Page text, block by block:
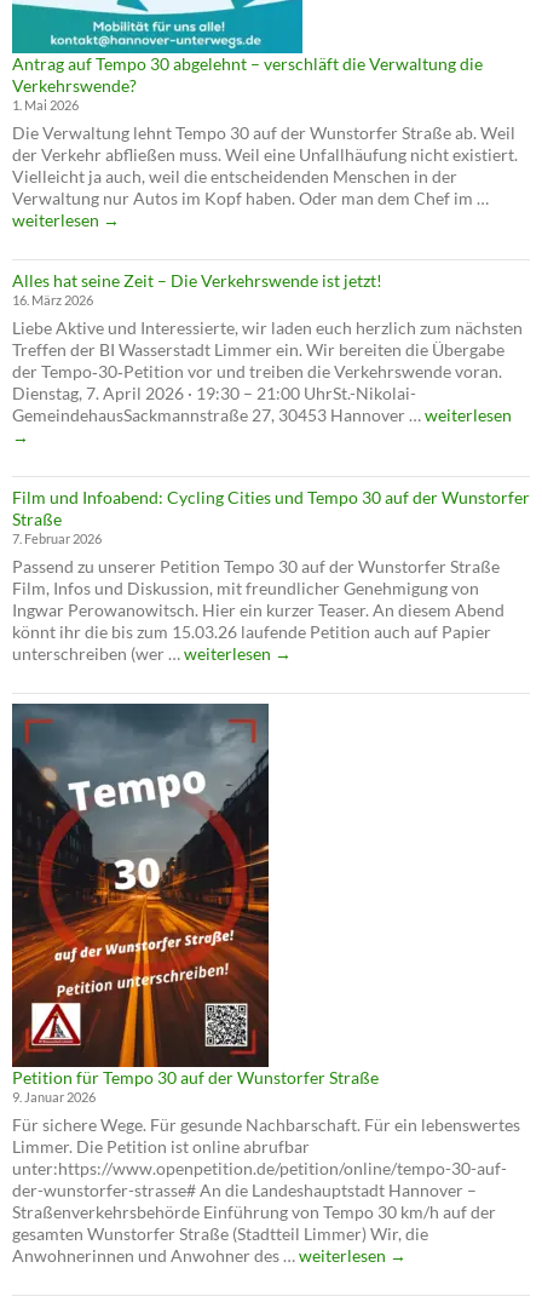
Antrag auf Tempo 30 abgelehnt – verschläft die Verwaltung die
Verkehrswende?
1. Mai 2026
Die Verwaltung lehnt Tempo 30 auf der Wunstorfer Straße ab. Weil
der Verkehr abfließen muss. Weil eine Unfallhäufung nicht existiert.
Vielleicht ja auch, weil die entscheidenden Menschen in der
Verwaltung nur Autos im Kopf haben. Oder man dem Chef im …
30
die
weiterlesen →
Alles hat seine Zeit – Die Verkehrswende ist jetzt!
16. März 2026
Liebe Aktive und Interessierte, wir laden euch herzlich zum nächsten
Treffen der BI Wasserstadt Limmer ein. Wir bereiten die Übergabe
der Tempo‑30‑Petition vor und treiben die Verkehrswende voran.
Dienstag, 7. April 2026 · 19:30 – 21:00 UhrSt.-Nikolai-
GemeindehausSackmannstraße 27, 30453 Hannover …Alles
Zeit
–
ist
jetzt!
weiterlesen
→
Film und Infoabend: Cycling Cities und Tempo 30 auf der Wunstorfer
Straße
7. Februar 2026
Passend zu unserer Petition Tempo 30 auf der Wunstorfer Straße
Film, Infos und Diskussion, mit freundlicher Genehmigung von
Ingwar Perowanowitsch. Hier ein kurzer Teaser. An diesem Abend
könnt ihr die bis zum 15.03.26 laufende Petition auch auf Papier
unterschreiben (wer …Film
Infoabend:
Cycling
Cities
und
Tempo
30
auf
der
Wunstorfer
Straße
weiterlesen →
Petition für Tempo 30 auf der Wunstorfer Straße
9. Januar 2026
Für sichere Wege. Für gesunde Nachbarschaft. Für ein lebenswertes
Limmer. Die Petition ist online abrufbar
unter:https://www.openpetition.de/petition/online/tempo-30-auf-
der-wunstorfer-strasse# An die Landeshauptstadt Hannover –
Straßenverkehrsbehörde Einführung von Tempo 30 km/h auf der
gesamten Wunstorfer Straße (Stadtteil Limmer) Wir, die
Anwohnerinnen und Anwohner des …Petition
weiterlesen →